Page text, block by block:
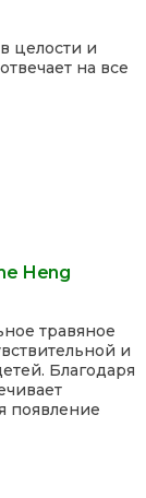
целости и
на все
Heng
травяное
и
Благодаря
появление